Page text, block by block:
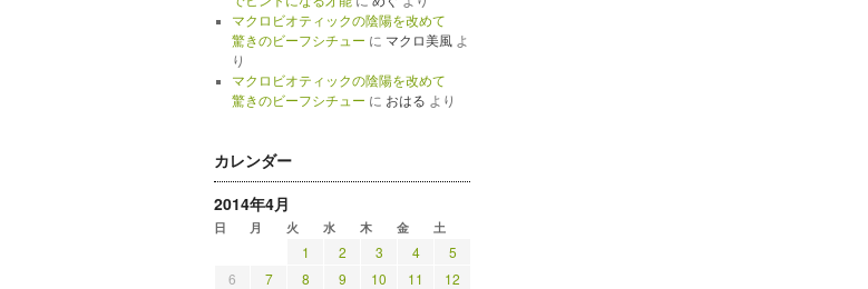
マクロビオティックの陰陽を改めて
驚きのビーフシチュー に マクロ美風よ
り
マクロビオティックの陰陽を改めて
驚きのビーフシチュー に おはる より
カレンダー
2014年4月
日 月 火 水 木 金 土
1 2 3 4
5
6
7 8 9 10 11
12